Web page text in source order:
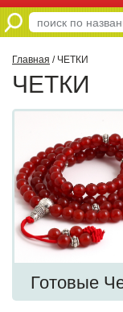
Главная / ЧЕТКИ
ЧЕТКИ
Готовые